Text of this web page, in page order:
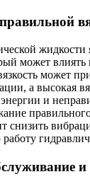
может
может
а высокая
и
снизить